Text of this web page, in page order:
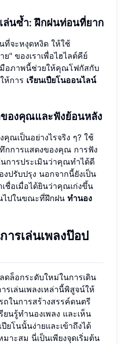
ล่นซ้ำ: ฝึกฝนท่อนที่ยาก
ที่จะหงุดหงิด ให้ใช้
" ของเราเพื่อไฮไลต์คีย์
อภาพนี้ช่วยให้คุณโฟกัสกับ
ห้การ เรียนเปียโนออนไลน์
องคุณและฟังย้อนหลัง
คุณเป็นอย่างไรจริง ๆ? ใช้
กการแสดงของคุณ การฟัง
การประเมินว่าคุณทำได้ดี
ปรับปรุง นอกจากนี้ยังเป็น
ชื่อเมื่อได้ยินว่าคุณเก่งขึ้น
ไปในขณะที่ฝึกฝน ทำนอง
รเล่นเพลงป๊อป
ดล็อกระดับใหม่ในการเดิน
เล่นเพลงเหล่านี้พิสูจน์ให้
ในการสร้างสรรค์ดนตรี
นรู้ทำนองเพลง และเห็น
ปียโนนั้นง่ายและเข้าถึงได้
มาะสม นี่เป็นเพียงจุดเริ่มต้น